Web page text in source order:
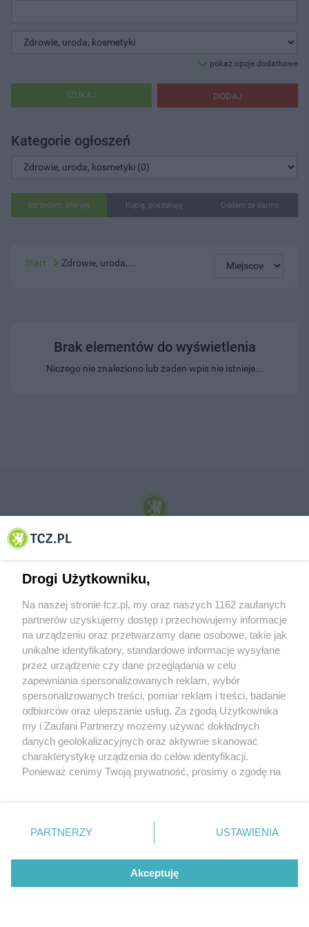
pokaż opcje dodatkowe
DODAJ
SZUKAJ
Kategorie ogłoszeń
Sprzedam, oferuję Kupię, poszukuję Oddam za darmo
Start Zdrowie, uroda,...
Brak elementów do wyświetlenia
Niczego nie znaleziono lub żaden wpis nie istnieje...
© 2001-2026 Tczew - TCZ.PL Sp. z o.o. Internetowy Serwis Informacyjny Miasta
O FIRMIE POLITYKA PRYWATNOŚCI HOSTING
REKLAMA WSPÓŁPRACA RSS FACEBOOK KONTAKT
Nasze serwisy
Aktualności
Tcz24
Historia miasta
Muzyka i kultura
Archiwum wydarzeń
Zdjęcia miasta
Drogi Użytkowniku,
Na naszej stronie tcz.pl, my oraz naszych 1162 zaufanych
partnerów uzyskujemy dostęp i przechowujemy informacje
na urządzeniu oraz przetwarzamy dane osobowe, takie jak
unikalne identyfikatory, standardowe informacje wysyłane
przez urządzenie czy dane przeglądania w celu
zapewniania spersonalizowanych reklam, wybór
spersonalizowanych treści, pomiar reklam i treści, badanie
odbiorców oraz ulepszanie usług. Za zgodą Użytkownika
my i Zaufani Partnerzy możemy używać dokładnych
danych geolokalizacyjnych oraz aktywnie skanować
charakterystykę urządzenia do celów identyfikacji.
Ponieważ cenimy Twoją prywatność, prosimy o zgodę na
znajdujący się w lewym dolnym rogu strony
. Niektóre
przetwarzaniu. Preferencje będą miały zastosowania tylko
PARTNERZY USTAWIENIA
Akceptuję